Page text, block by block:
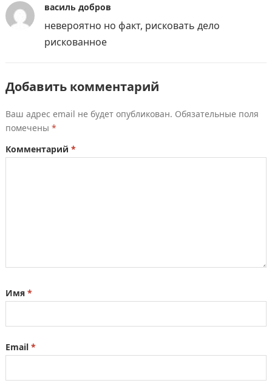
василь добров
невероятно но факт, рисковать дело
рискованное
Добавить комментарий
Ваш адрес email не будет опубликован. Обязательные поля
помечены *
Комментарий *
Имя *
Email *